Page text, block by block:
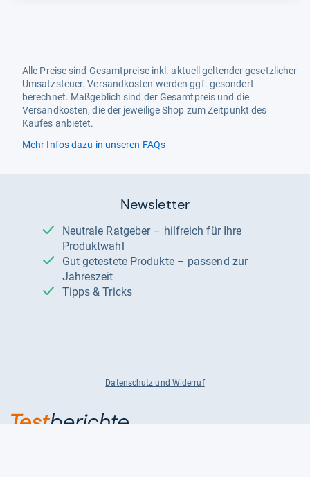
Alle Preise sind Gesamtpreise inkl. aktuell geltender gesetzlicher
Umsatzsteuer. Versandkosten werden ggf. gesondert
berechnet. Maßgeblich sind der Gesamtpreis und die
Versandkosten, die der jeweilige Shop zum Zeitpunkt des
Kaufes anbietet.
Mehr Infos dazu in unseren FAQs
Newsletter
Neutrale Ratgeber – hilfreich für Ihre
Produktwahl
Gut getestete Produkte – passend zur
Jahreszeit
Tipps & Tricks
Datenschutz und Widerruf